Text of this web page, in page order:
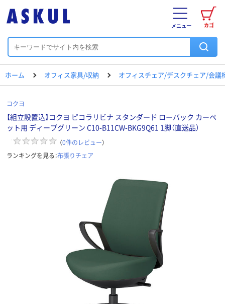
カゴ
メニュー
ホーム オフィス家具/収納 オフィスチェア/デスクチェア/会議
コクヨ
【組立設置込】コクヨ ピコラリビナ スタンダード ローバック カーペ
ット用 ディープグリーン C10-B11CW-BKG9Q61 1脚（直送品）
（0件のレビュー）
ランキングを見る：布張りチェア